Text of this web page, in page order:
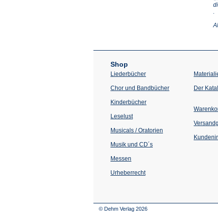
.
Shop
Liederbücher
Chor und Bandbücher
Kinderbücher
Leselust
Musicals / Oratorien
Musik und CD´s
Messen
Urheberrecht
Der
© Dehm Verlag 2026